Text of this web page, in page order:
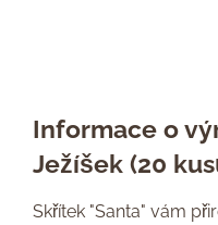
Informace o
Ježíšek (20
Skřítek "Santa" vám